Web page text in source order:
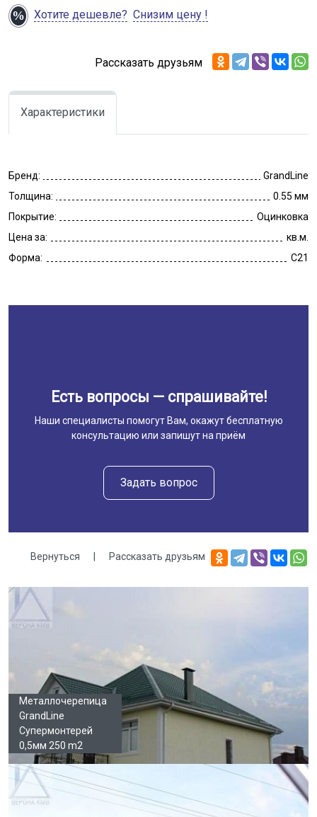
Хотите дешевле? Снизим цену !
Рассказать друзьям
Характеристики
Бренд:
GrandLine
Толщина:
0.55 мм
Покрытие:
Оцинковка
Цена за:
кв.м.
Форма:
C21
Есть вопросы — спрашивайте!
Наши специалисты помогут Вам, окажут бесплатную
консультацию или запишут на приём
Задать вопрос
Вернуться | Рассказать друзьям
Галерея
Металлочерепица
GrandLine
Супермонтерей
0,5мм 250 m2